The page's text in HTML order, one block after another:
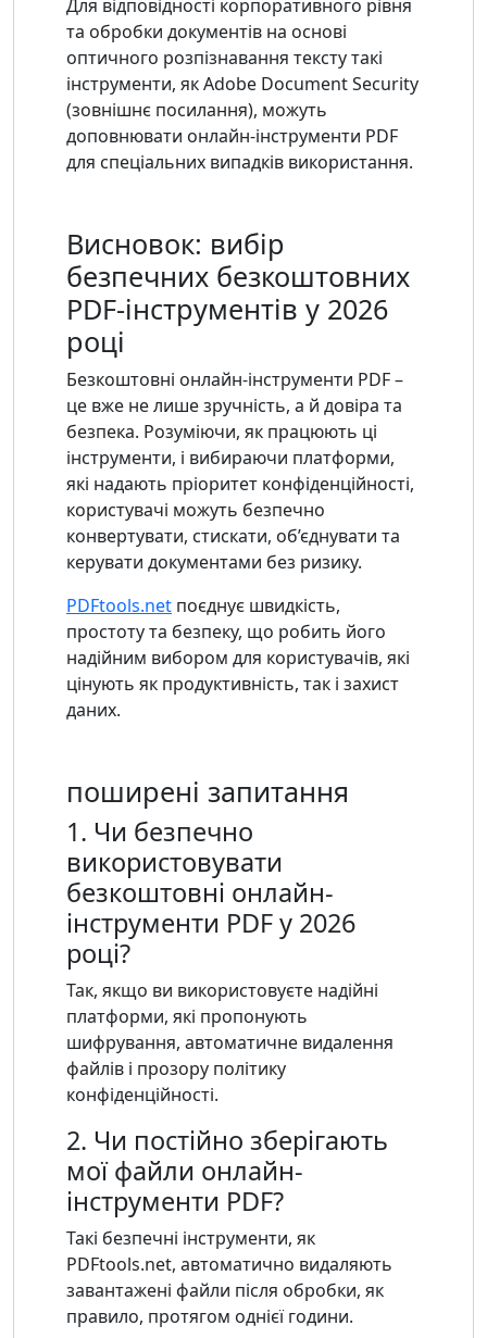
Для відповідності корпоративного рівня
та обробки документів на основі
оптичного розпізнавання тексту такі
інструменти, як Adobe Document Security
(зовнішнє посилання), можуть
доповнювати онлайн-інструменти PDF
для спеціальних випадків використання.
Висновок: вибір
безпечних безкоштовних
PDF-інструментів у 2026
році
Безкоштовні онлайн-інструменти PDF –
це вже не лише зручність, а й довіра та
безпека. Розуміючи, як працюють ці
інструменти, і вибираючи платформи,
які надають пріоритет конфіденційності,
користувачі можуть безпечно
конвертувати, стискати, об’єднувати та
керувати документами без ризику.
PDFtools.net поєднує швидкість,
простоту та безпеку, що робить його
надійним вибором для користувачів, які
цінують як продуктивність, так і захист
даних.
поширені запитання
1. Чи безпечно
використовувати
безкоштовні онлайн-
інструменти PDF у 2026
році?
Так, якщо ви використовуєте надійні
платформи, які пропонують
шифрування, автоматичне видалення
файлів і прозору політику
конфіденційності.
2. Чи постійно зберігають
мої файли онлайн-
інструменти PDF?
Такі безпечні інструменти, як
PDFtools.net, автоматично видаляють
завантажені файли після обробки, як
правило, протягом однієї години.